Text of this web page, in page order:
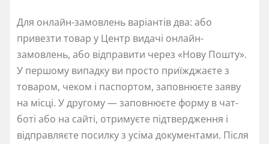
Для онлайн-замовлень варіантів два: або
привезти товар у Центр видачі онлайн-
замовлень, або відправити через «Нову Пошту».
У першому випадку ви просто приїжджаєте з
товаром, чеком і паспортом, заповнюєте заяву
на місці. У другому — заповнюєте форму в чат-
боті або на сайті, отримуєте підтвердження і
відправляєте посилку з усіма документами. Після